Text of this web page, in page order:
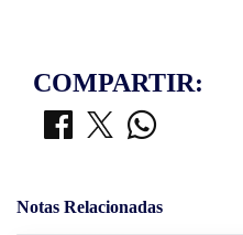
COMPARTIR:
Notas Relacionadas